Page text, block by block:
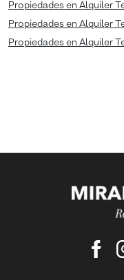
Propiedades en Alquiler
Propiedades en Alquiler
Propiedades en Alquiler